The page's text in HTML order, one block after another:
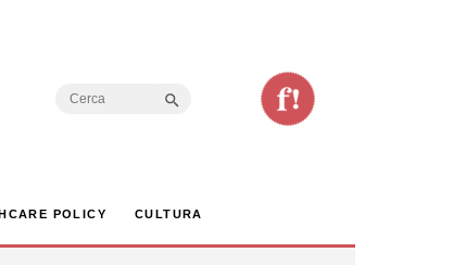
Search
POLICY CULTURA